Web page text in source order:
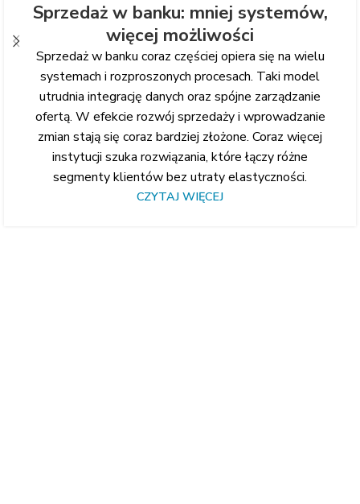
Sprzedaż w banku: mniej systemów,
więcej możliwości
Sprzedaż w banku coraz częściej opiera się na wielu
systemach i rozproszonych procesach. Taki model
utrudnia integrację danych oraz spójne zarządzanie
ofertą. W efekcie rozwój sprzedaży i wprowadzanie
zmian stają się coraz bardziej złożone. Coraz więcej
instytucji szuka rozwiązania, które łączy różne
segmenty klientów bez utraty elastyczności.
CZYTAJ WIĘCEJ